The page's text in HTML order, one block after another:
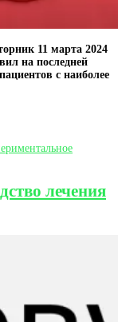
11 марта 2024
на последней
с наиболее
лечения